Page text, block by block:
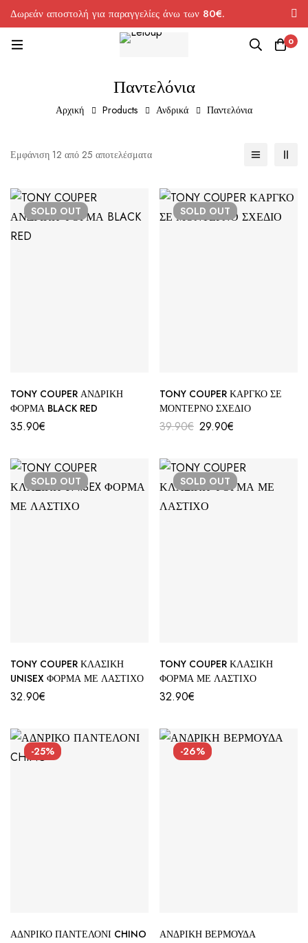
Δωρεάν αποστολή για παραγγελίες άνω των 80€.
0
Παντελόνια
Αρχική Products Ανδρικά Παντελόνια
Εμφάνιση 12 από 25 αποτελέσματα
SOLD OUT
TONY COUPER ΑΝΔΡΙΚΗ
ΦΟΡΜΑ BLACK RED
35.90€
SOLD OUT
TONY COUPER ΚΑΡΓΚΟ ΣΕ
ΜΟΝΤΕΡΝΟ ΣΧΕΔΙΟ
39.90€ 29.90€
SOLD OUT
TONY COUPER ΚΛΑΣΙΚΗ
UNISEX ΦΟΡΜΑ ΜΕ ΛΑΣΤΙΧΟ
32.90€
SOLD OUT
TONY COUPER ΚΛΑΣΙΚΗ
ΦΟΡΜΑ ΜΕ ΛΑΣΤΙΧΟ
32.90€
-25%
ΑΔΝΡΙΚΟ ΠΑΝΤΕΛΟΝΙ CHINO
-26%
ΑΝΔΡΙΚΗ ΒΕΡΜΟΥΔΑ